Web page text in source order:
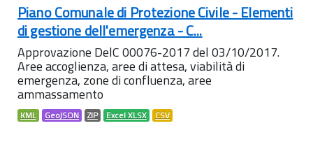
Piano Comunale di Protezione Civile - Elementi
di gestione dell'emergenza - C...
Approvazione DelC 00076-2017 del 03/10/2017.
Aree accoglienza, aree di attesa, viabilità di
emergenza, zone di confluenza, aree
ammassamento
KML GeoJSON ZIP Excel XLSX CSV